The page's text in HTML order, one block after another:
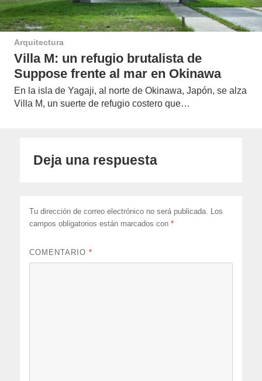
Arquitectura
Villa M: un refugio brutalista de
Suppose frente al mar en Okinawa
En la isla de Yagaji, al norte de Okinawa, Japón, se alza
Villa M, un suerte de refugio costero que…
Deja una respuesta
Tu dirección de correo electrónico no será publicada. Los
campos obligatorios están marcados con*
COMENTARIO*